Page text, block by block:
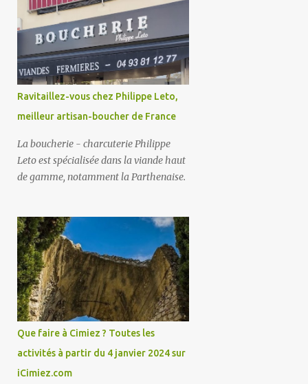
Ravitaillez-vous chez Philippe Leto,
meilleur artisan-boucher de France
La boucherie - charcuterie Philippe
Leto est spécialisée dans la viande haut
de gamme, notamment la Parthenaise.
Que faire à Cimiez ? Toutes les
activités à partir du 4 janvier 2024 sur
iCimiez.com